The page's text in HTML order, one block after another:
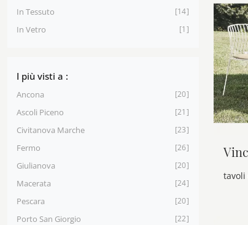
In Tessuto 14
In Vetro 1
I più visti a :
Ancona 20
Ascoli Piceno 21
Civitanova Marche 23
Fermo 26
Giulianova 20
Macerata 24
Pescara 20
Porto San Giorgio 22